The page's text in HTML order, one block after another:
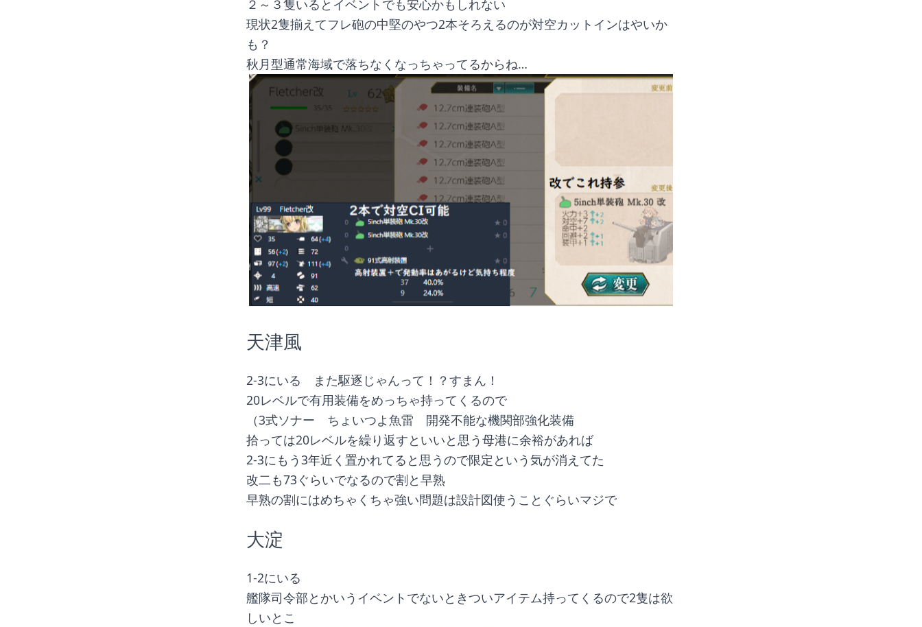
２～３隻いるとイベントでも安心かもしれない
現状2隻揃えてフレ砲の中堅のやつ2本そろえるのが対空カットインはやいか
も？
秋月型通常海域で落ちなくなっちゃってるからね…
天津風
2-3にいる　また駆逐じゃんって！？すまん！
20レベルで有用装備をめっちゃ持ってくるので
（3式ソナー　ちょいつよ魚雷　開発不能な機関部強化装備
拾っては20レベルを繰り返すといいと思う母港に余裕があれば
2-3にもう3年近く置かれてると思うので限定という気が消えてた
改二も73ぐらいでなるので割と早熟
早熟の割にはめちゃくちゃ強い問題は設計図使うことぐらいマジで
大淀
1-2にいる
艦隊司令部とかいうイベントでないときついアイテム持ってくるので2隻は欲
しいとこ